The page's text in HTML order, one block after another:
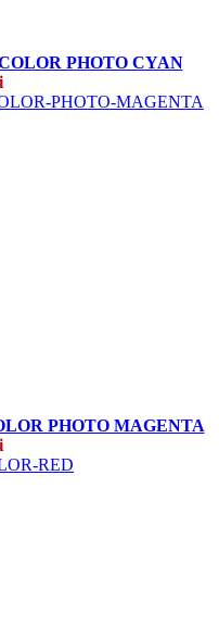
PHOTO CYAN
PHOTO MAGENTA